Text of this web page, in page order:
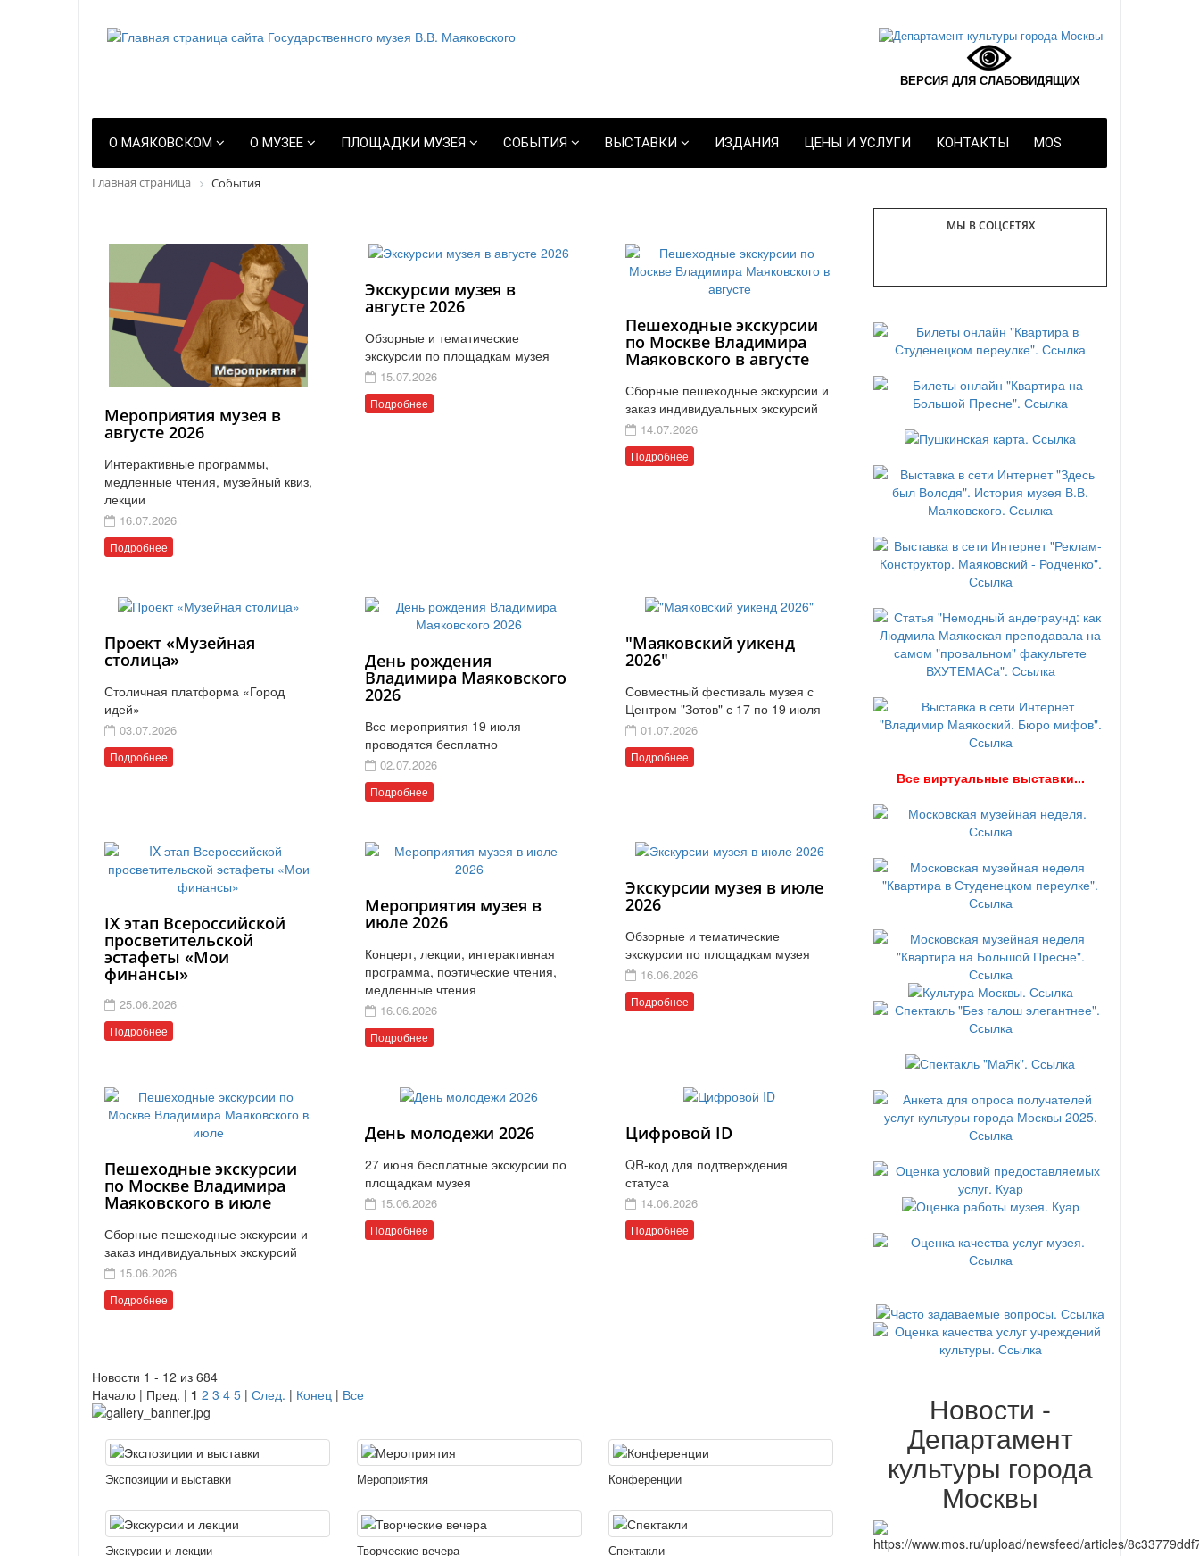
ВЕРСИЯ ДЛЯ СЛАБОВИДЯЩИХ
О МАЯКОВСКОМ О МУЗЕЕ ПЛОЩАДКИ МУЗЕЯ СОБЫТИЯ ВЫСТАВКИ ИЗДАНИЯ ЦЕНЫ И УСЛУГИ КОНТАКТЫ MOS
Главная страница События
Мероприятия музея в
августе 2026
Интерактивные программы,
медленные чтения, музейный квиз,
лекции
16.07.2026
Подробнее
Экскурсии музея в
августе 2026
Обзорные и тематические
экскурсии по площадкам музея
15.07.2026
Подробнее
Пешеходные экскурсии
по Москве Владимира
Маяковского в августе
Сборные пешеходные экскурсии и
заказ индивидуальных экскурсий
14.07.2026
Подробнее
Проект «Музейная
столица»
Столичная платформа «Город
идей»
03.07.2026
Подробнее
День рождения
Владимира Маяковского
2026
Все мероприятия 19 июля
проводятся бесплатно
02.07.2026
Подробнее
"Маяковский уикенд
2026"
Совместный фестиваль музея с
Центром "Зотов" с 17 по 19 июля
01.07.2026
Подробнее
IX этап Всероссийской
просветительской
эстафеты «Мои
финансы»
25.06.2026
Подробнее
Мероприятия музея в
июле 2026
Концерт, лекции, интерактивная
программа, поэтические чтения,
медленные чтения
16.06.2026
Подробнее
Экскурсии музея в июле
2026
Обзорные и тематические
экскурсии по площадкам музея
16.06.2026
Подробнее
Пешеходные экскурсии
по Москве Владимира
Маяковского в июле
Сборные пешеходные экскурсии и
заказ индивидуальных экскурсий
15.06.2026
Подробнее
День молодежи 2026
27 июня бесплатные экскурсии по
площадкам музея
15.06.2026
Подробнее
Цифровой ID
QR-код для подтверждения
статуса
14.06.2026
Подробнее
Новости 1 - 12 из 684
Начало | Пред. | 1 2 3 4 5 | След. | Конец | Все
Экспозиции и выставки Мероприятия Конференции
Экскурсии и лекции Творческие вечера Спектакли
МЫ В СОЦСЕТЯХ
Все виртуальные выставки...
Новости -
Департамент
культуры города
Москвы